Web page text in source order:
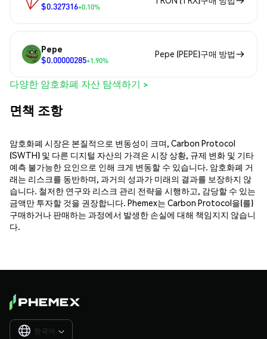
$0.327316+0.10%
Pepe
$0.00000285+1.90%
Pepe (PEPE)구매 방법
다양한 암호화폐 자산 탐색하기 >
면책 조항
암호화폐 시장은 본질적으로 변동성이 크며, Carbon Protocol
(SWTH) 및 다른 디지털 자산의 가격은 시장 상황, 규제 변화 및 기타
예측 불가능한 요인으로 인해 크게 변동할 수 있습니다. 암호화폐 거
래는 리스크를 동반하며, 과거의 성과가 미래의 결과를 보장하지 않
습니다. 철저한 연구와 리스크 관리 전략을 시행하고, 감당할 수 있는
금액만 투자할 것을 권장합니다. Phemex는 Carbon Protocol을(를)
구매하거나 판매하는 과정에서 발생한 손실에 대해 책임지지 않습니
다.
한국어 